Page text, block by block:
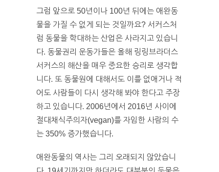
그럼 앞으로 50년이나 100년 뒤에는 애완동
물을 가질 수 없게 되는 것일까요? 서커스처
럼 동물을 학대하는 산업은 사라지고 있습니
다. 동물권리 운동가들은 올해 링링브라더스
서커스의 해산을 매우 중요한 승리로 생각합
니다. 또 동물원에 대해서도 이를 없애거나 적
어도 사람들이 다시 생각해 봐야 한다고 주장
하고 있습니다. 2006년에서 2016년 사이에
절대채식주의자(vegan)를 자임한 사람의 수
는 350% 증가했습니다.
애완동물의 역사는 그리 오래되지 않았습니